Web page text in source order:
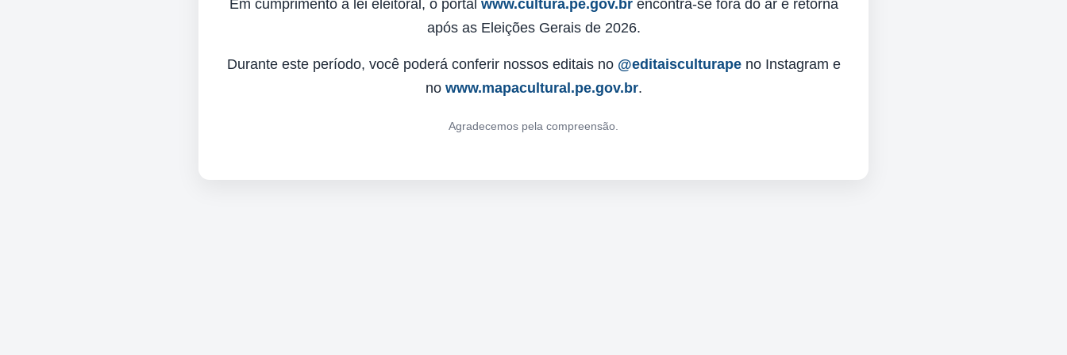
Em cumprimento à lei eleitoral, o portal www.cultura.pe.gov.brencontra-se fora do ar e retorna
após as Eleições Gerais de 2026.
Durante este período, você poderá conferir nossos editais no @editaisculturapeno Instagram e
no www.mapacultural.pe.gov.br.
Agradecemos pela compreensão.